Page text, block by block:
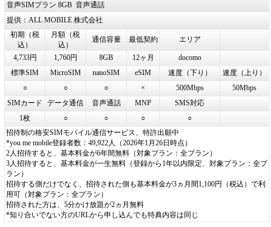
音声SIMプラン 8GB 音声通話
提供：ALL MOBILE 株式会社
初期（税
込）
月額（税
込）
通信容量 最低契約 エリア
4,733円 1,760円 8GB 12ヶ月
docomo
標準SIM
MicroSIM nanoSIM eSIM 速度（下り）
速度（上り）
○
○ ○ × 500Mbps
50Mbps
SIMカード
データ通信 音声通話 MNP
SMS対応
1枚
○ ○ ○
○
招待制の格安SIMモバイル通信サービス、特許出願中
*you me mobile登録者数：49,922人（2026年1月26日時点）
2人招待すると、基本料金が6年間無料（対象プラン：全プラン）
3人招待すると、基本料金が一生無料（登録から1年以内限定、対象プラン：全プ
ラン）
招待する側だけでなく、招待された側も基本料金が3ヵ月間1,100円（税込）で利
用可（対象プラン：全プラン）
招待された方は、5分かけ放題が2ヵ月無料
*知り合いでない方のURLから申し込んでも特典内容は同じ